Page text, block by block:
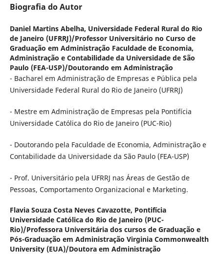
Biografia do Autor
Daniel Martins Abelha, Universidade Federal Rural do Rio
de Janeiro (UFRRJ)/Professor Universitário no Curso de
Graduação em Administração Faculdade de Economia,
Administração e Contabilidade da Universidade de São
Paulo (FEA-USP)/Doutorando em Administração
- Bacharel em Administração de Empresas e Pública pela
Universidade Federal Rural do Rio de Janeiro (UFRRJ)
- Mestre em Administração de Empresas pela Pontifícia
Universidade Católica do Rio de Janeiro (PUC-Rio)
- Doutorando pela Faculdade de Economia, Administração e
Contabilidade da Universidade da São Paulo (FEA-USP)
- Prof. Universitário pela UFRRJ nas Áreas de Gestão de
Pessoas, Comportamento Organizacional e Marketing.
Flavia Souza Costa Neves Cavazotte, Pontifícia
Universidade Católica do Rio de Janeiro (PUC-
Rio)/Professora Universitária dos cursos de Graduação e
Pós-Graduação em Administração Virginia Commonwealth
University (EUA)/Doutora em Administração